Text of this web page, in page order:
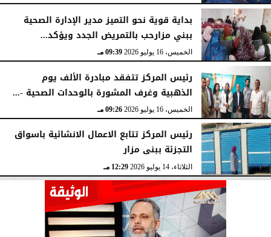
بداية قوية نحو التميز مدير الإدارة الصحية
ببني مزارحب بالتمريض الجدد ويؤكد...
الخميس، 16 يوليو 2026 09:39 مـ
رئيس المركز تتفقد مبادرة الألف يوم
الذهبية وغرف المشورة بالوحدات الصحية -...
الخميس، 16 يوليو 2026 09:26 مـ
رئيس المركز تتابع الاعمال الانشائية باسواق
التجزئة ببنى مزار
الثلاثاء، 14 يوليو 2026 12:29 مـ